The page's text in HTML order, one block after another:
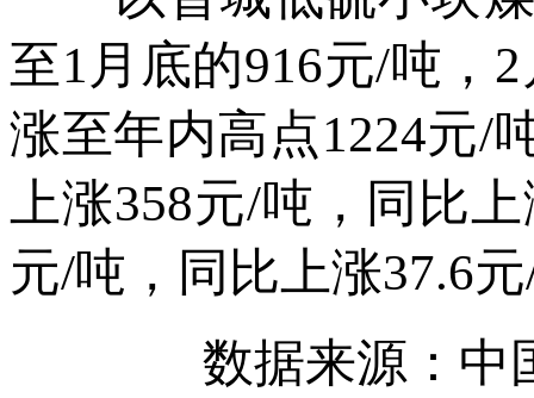
至1月底的916元/吨，
涨至年内高点1224元/
上涨358元/吨，同比
元/吨，同比上涨37.6
数据来源：中